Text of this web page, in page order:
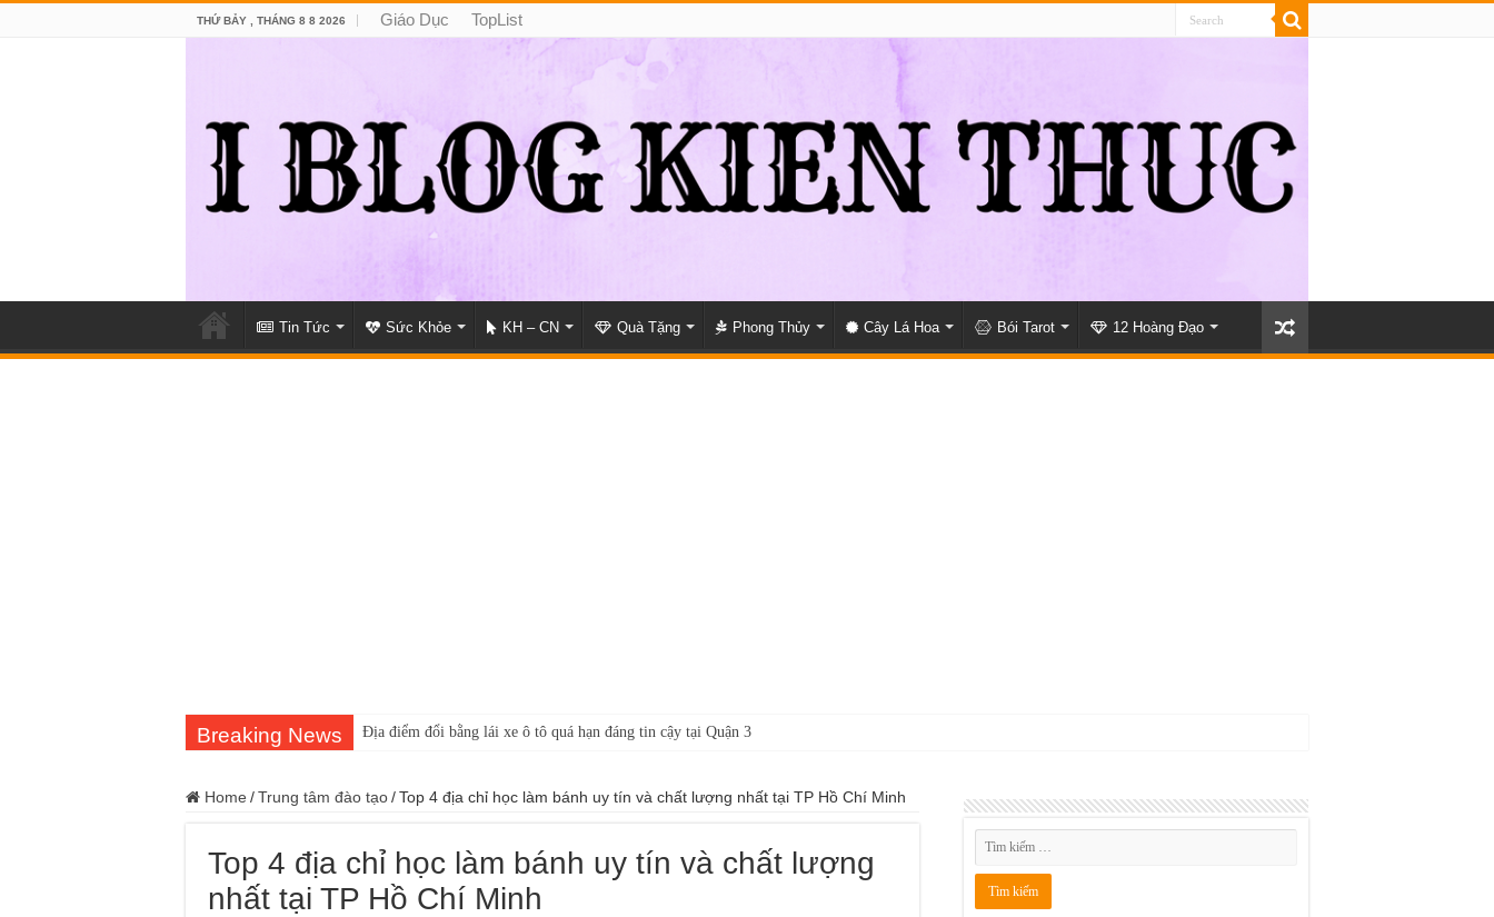
THỨ BẢY , THÁNG 8 8 2026 Giáo Dục TopList
Tin Tức Sức Khỏe KH – CN Quà Tặng Phong Thủy Cây Lá Hoa Bói Tarot 12 Hoàng Đạo
Breaking News Địa điểm đổi bằng lái xe ô tô quá hạn đáng tin cậy tại Quận 3
Home /Trung tâm đào tạo/Top 4 địa chỉ học làm bánh uy tín và chất lượng nhất tại TP Hồ Chí Minh
Top 4 địa chỉ học làm bánh uy tín và chất lượng
nhất tại TP Hồ Chí Minh